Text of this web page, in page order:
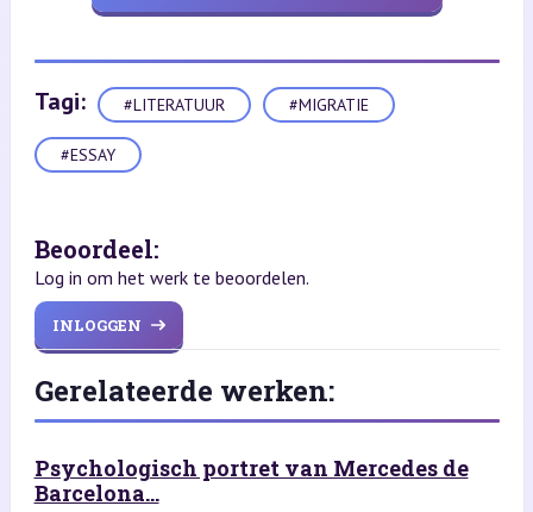
Tagi: #LITERATUUR #MIGRATIE
#ESSAY
Beoordeel:
Log in om het werk te beoordelen.
INLOGGEN
Gerelateerde werken:
Psychologisch portret van Mercedes de
Barcelona...